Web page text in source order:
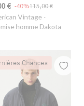
€ 115,00 €
-40%
Vintage -
homme Dakota
Chances